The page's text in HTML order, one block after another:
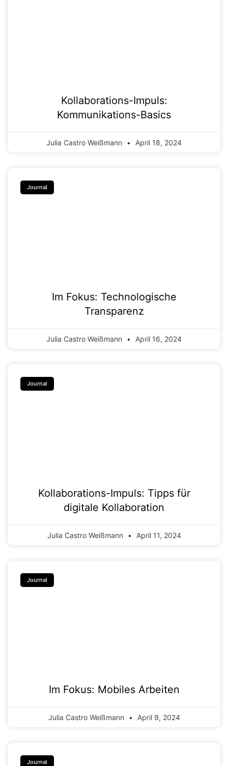
Kollaborations-Impuls:
Kommunikations-Basics
Julia Castro Weißmann April 18, 2024
Journal
Im Fokus: Technologische
Transparenz
Julia Castro Weißmann April 16, 2024
Journal
Kollaborations-Impuls: Tipps für
digitale Kollaboration
Julia Castro Weißmann April 11, 2024
Journal
Im Fokus: Mobiles Arbeiten
Julia Castro Weißmann April 9, 2024
Journal